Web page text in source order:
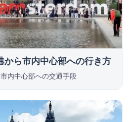
から市内中心部への行き方
内中心部への交通手段